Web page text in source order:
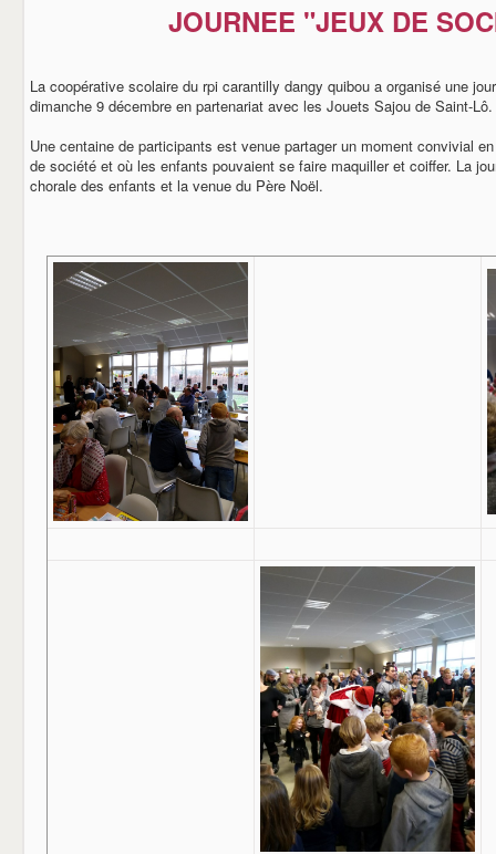
JOURNEE "JEUX DE
La coopérative scolaire du rpi carantilly dangy quibou a organisé une
dimanche 9 décembre en partenariat avec les Jouets Sajou de Saint-Lô.
Une centaine de participants est venue partager un moment convivial
de société et où les enfants pouvaient se faire maquiller et coiffer. La
chorale des enfants et la venue du Père Noël.